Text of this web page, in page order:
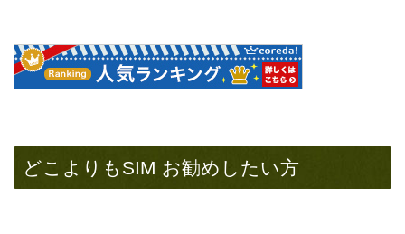
どこよりもSIM お勧めしたい方